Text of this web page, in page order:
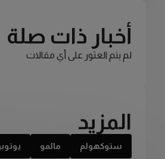
أخبار ذات صلة
لم يتم العثور على أي مقالات
المزيد
ستوكهولم مالمو